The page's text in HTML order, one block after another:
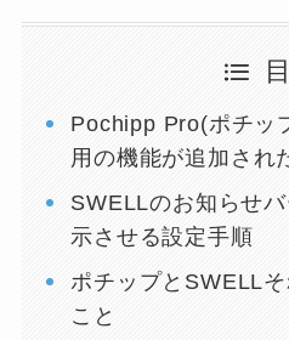
Pochipp Pro(ポチッ
用の機能が追加され
SWELLのお知らせ
示させる設定手順
ポチップとSWELL
こと